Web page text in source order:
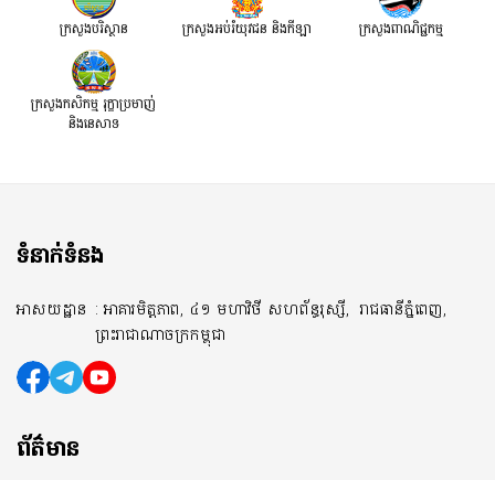
ក្រសួងបរិស្ថាន ក្រសួងអប់រំយុវជន និងកីឡា ក្រសួងពាណិជ្ជកម្ម
ក្រសួងកសិកម្ម រុក្ខាប្រមាញ់
និងនេសាទ
ទំនាក់ទំនង
អាសយដ្ឋាន : អាគារមិត្តភាព, ៤១ មហាវិថី សហព័ន្ធរុស្សី, រាជធានីភ្នំពេញ,
ព្រះរាជាណាចក្រកម្ពុជា
ព័ត៌មាន